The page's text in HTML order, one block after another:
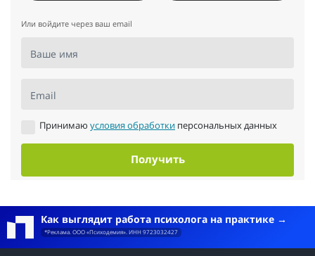
Или войдите через ваш email
Ваше имя
Email
Принимаю условия обработки персональных данных
Получить
Как выглядит работа психолога на практике
*Реклама. ООО «Психодемия». ИНН 9723032427